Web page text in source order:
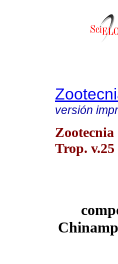
versión
Zootecnia
Trop.